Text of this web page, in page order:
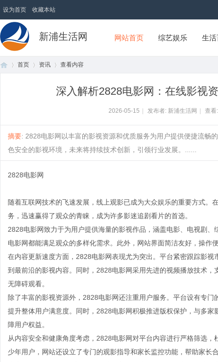
设为首页 收藏本站
新浦生活网 网站首页 综艺娱乐 生
首页 资讯 查看内容
深入解析2828电影网：在线影视
2026-05-15 发布者: 新浦生活网 查
摘要: 2828电影网以丰富的影视资源和优质服务为用户提供便捷流畅
色安全的影视环境，未来将持续技术创新，引领行业发展。......
2828电影网
随着互联网技术的飞速发展，线上观影已成为大众娱乐的重要方式
务，迅速赢得了观众的青睐，成为许多影迷追剧看片的首选。
2828电影网致力于为用户提供海量的影视作品，涵盖电影、电视剧
电影网都能满足观众的多样化需求。此外，网站界面简洁友好，操作
在内容更新速度方面，2828电影网表现尤为突出。平台紧密跟踪影
到最前沿的影视内容。同时，2828电影网采用先进的视频播放技术
无障碍观看。
除了丰富的影视资源外，2828电影网还注重用户服务。平台设有专
提升整体用户满意度。同时，2828电影网积极推进版权保护，与多
障用户权益。
从内容安全和健康角度考虑，2828电影网对平台内容进行严格筛选
少年用户，网站还设立了专门的观影指导和家长监控功能，帮助家长